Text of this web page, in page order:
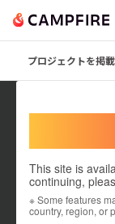
プロジェクトを掲
This site is
continuing,
※ Some features
country, region, or